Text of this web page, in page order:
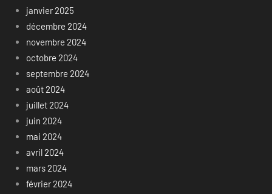
janvier 2025
décembre 2024
novembre 2024
octobre 2024
septembre 2024
août 2024
juillet 2024
juin 2024
mai 2024
avril 2024
mars 2024
février 2024